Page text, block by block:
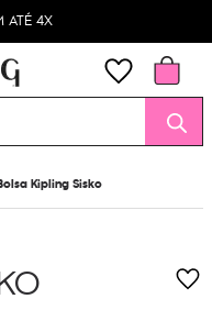
ATÉ 4X
Kipling Sisko